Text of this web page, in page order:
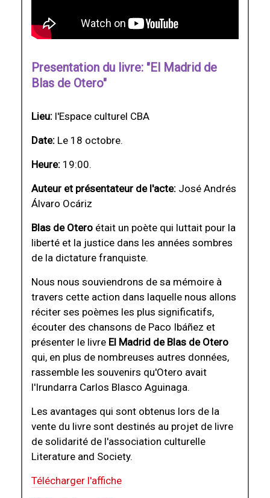
Presentation du livre: "El Madrid de
Blas de Otero"
Lieu: l'Espace culturel CBA
Date: Le 18 octobre.
Heure: 19:00.
Auteur et présentateur de l'acte: José Andrés
Álvaro Ocáriz
Blas de Otero était un poète qui luttait pour la
liberté et la justice dans les années sombres
de la dictature franquiste.
Nous nous souviendrons de sa mémoire à
travers cette action dans laquelle nous allons
réciter ses poèmes les plus significatifs,
écouter des chansons de Paco Ibáñez et
présenter le livre El Madrid de Blas de Otero
qui, en plus de nombreuses autres données,
rassemble les souvenirs qu'Otero avait
l'Irundarra Carlos Blasco Aguinaga.
Les avantages qui sont obtenus lors de la
vente du livre sont destinés au projet de livre
de solidarité de l'association culturelle
Literature and Society.
Télécharger l'affiche